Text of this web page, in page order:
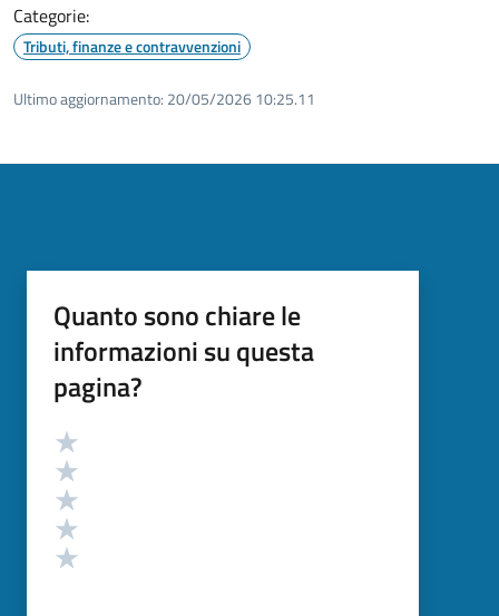
Categorie:
Tributi, finanze e contravvenzioni
Ultimo aggiornamento: 20/05/2026 10:25.11
Quanto sono chiare le
informazioni su questa
pagina?
Valutazione